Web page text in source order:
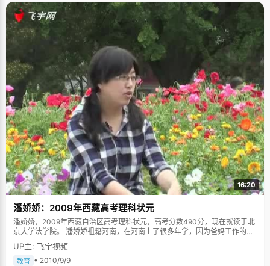
16:20
潘娇娇：2009年西藏高考理科状元
潘娇娇，2009年西藏自治区高考理科状元，高考分数490分，现在就读于北
京大学法学院。 潘娇娇祖籍河南，在河南上了很多年学，因为爸妈工作的原
因落了西藏的户口。在中国教育体制和户口制度不太健全完善的如今，潘娇
娇拥有了很多人羡慕的"低分照顾"。但是潘娇娇却从未因此而将自己与身边
同学区别对待。"小学的班主任老师曾经对我说过：&lsquo;你千万不能因为
UP主: 飞宇视频
教育 • 2010/9/9